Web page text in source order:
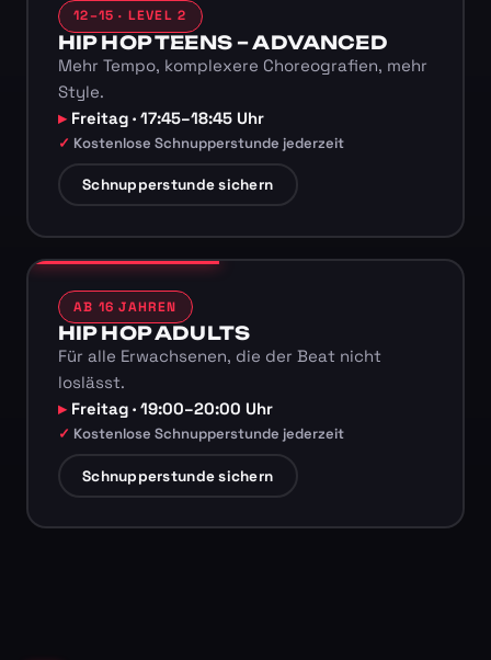
12–15 · LEVEL 2
HIP HOP TEENS – ADVANCED
Mehr Tempo, komplexere Choreografien, mehr
Style.
Freitag · 17:45–18:45 Uhr
Kostenlose Schnupperstunde jederzeit
Schnupperstunde sichern
AB 16 JAHREN
HIP HOP ADULTS
Für alle Erwachsenen, die der Beat nicht
loslässt.
Freitag · 19:00–20:00 Uhr
Kostenlose Schnupperstunde jederzeit
Schnupperstunde sichern